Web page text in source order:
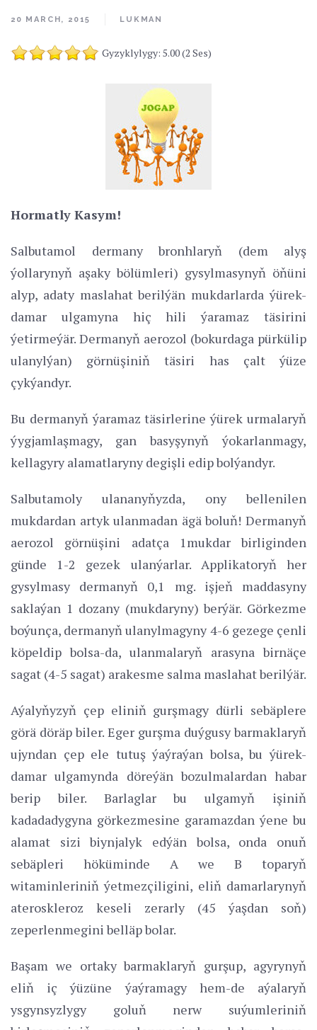
20 MARCH, 2015 LUKMAN
Gyzyklylygy: 5.00 (2 Ses)
Hormatly Kasym!
Salbutamol dermany bronhlaryň (dem alyş
ýollarynyň aşaky bölümleri) gysylmasynyň öňüni
alyp, adaty maslahat berilýän mukdarlarda ýürek-
damar ulgamyna hiç hili ýaramaz täsirini
ýetirmeýär. Dermanyň aerozol (bokurdaga pürkülip
ulanylýan) görnüşiniň täsiri has çalt ýüze
çykýandyr.
Bu dermanyň ýaramaz täsirlerine ýürek urmalaryň
ýygjamlaşmagy, gan basyşynyň ýokarlanmagy,
kellagyry alamatlaryny degişli edip bolýandyr.
Salbutamoly ulananyňyzda, ony bellenilen
mukdardan artyk ulanmadan ägä boluň! Dermanyň
aerozol görnüşini adatça 1mukdar birliginden
günde 1-2 gezek ulanýarlar. Applikatoryň her
gysylmasy dermanyň 0,1 mg. işjeň maddasyny
saklaýan 1 dozany (mukdaryny) berýär. Görkezme
boýunça, dermanyň ulanylmagyny 4-6 gezege çenli
köpeldip bolsa-da, ulanmalaryň arasyna birnäçe
sagat (4-5 sagat) arakesme salma maslahat berilýär.
Aýalyňyzyň çep eliniň gurşmagy dürli sebäplere
görä döräp biler. Eger gurşma duýgusy barmaklaryň
ujyndan çep ele tutuş ýaýraýan bolsa, bu ýürek-
damar ulgamynda döreýän bozulmalardan habar
berip biler. Barlaglar bu ulgamyň işiniň
kadadadygyna görkezmesine garamazdan ýene bu
alamat sizi biynjalyk edýän bolsa, onda onuň
sebäpleri höküminde A we B toparyň
witaminleriniň ýetmezçiligini, eliň damarlarynyň
ateroskleroz keseli zerarly (45 ýaşdan soň)
zeperlenmegini belläp bolar.
Başam we ortaky barmaklaryň gurşup, agyrynyň
eliň iç ýüzüne ýaýramagy hem-de aýalaryň
ysgynsyzlygy goluň nerw suýumleriniň